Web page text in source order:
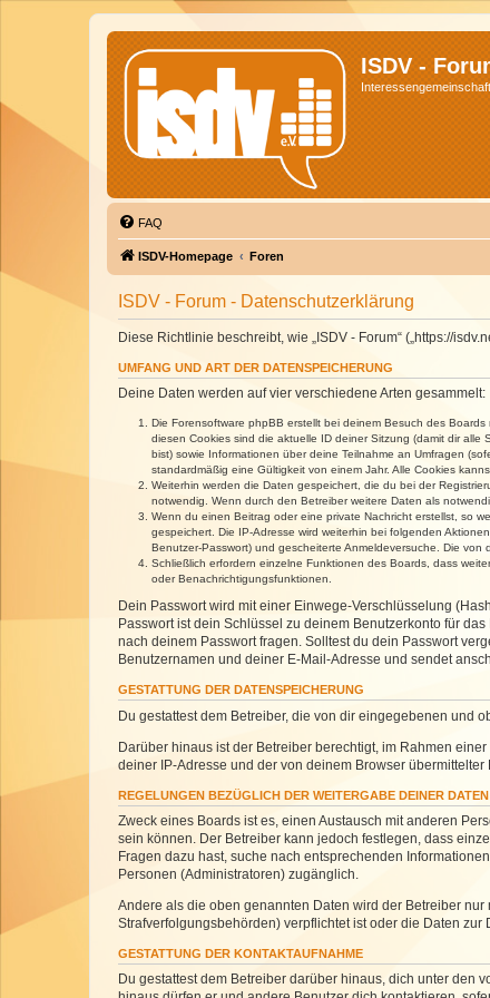
ISDV -
FAQ
ISDV-Homepage Foren
ISDV - Forum - Datenschutzerklärung
Diese Richtlinie beschreibt, wie „ISDV - Forum“ („https://
UMFANG UND ART DER DATENSPEICHERUNG
Deine Daten werden auf vier verschiedene Arten gesammelt:
Die Forensoftware phpBB erstellt bei deinem Besuch des
diesen Cookies sind die aktuelle ID deiner Sitzung (damit dir
bist) sowie Informationen über deine Teilnahme an Umfragen
standardmäßig eine Gültigkeit von einem Jahr. Alle Cookies
Weiterhin werden die Daten gespeichert, die du bei der
notwendig. Wenn durch den Betreiber weitere Daten als
Wenn du einen Beitrag oder eine private Nachricht erstellst, so
gespeichert. Die IP-Adresse wird weiterhin bei folgenden
Benutzer-Passwort) und gescheiterte Anmeldeversuche. Die
Schließlich erfordern einzelne Funktionen des Boards, dass
oder Benachrichtigungsfunktionen.
Dein Passwort wird mit einer Einwege-Verschlüsselung
Passwort ist dein Schlüssel zu deinem Benutzerkonto für
nach deinem Passwort fragen. Solltest du dein Passwort
Benutzernamen und deiner E-Mail-Adresse und sendet
GESTATTUNG DER DATENSPEICHERUNG
Du gestattest dem Betreiber, die von dir eingegebenen und
Darüber hinaus ist der Betreiber berechtigt, im Rahmen
deiner IP-Adresse und der von deinem Browser
REGELUNGEN BEZÜGLICH DER WEITERGABE DEINER DATEN
Zweck eines Boards ist es, einen Austausch mit anderen
sein können. Der Betreiber kann jedoch festlegen, dass
Fragen dazu hast, suche nach entsprechenden
Personen (Administratoren) zugänglich.
Andere als die oben genannten Daten wird der Betreiber
Strafverfolgungsbehörden) verpflichtet ist oder die Daten zur
GESTATTUNG DER KONTAKTAUFNAHME
Du gestattest dem Betreiber darüber hinaus, dich unter den